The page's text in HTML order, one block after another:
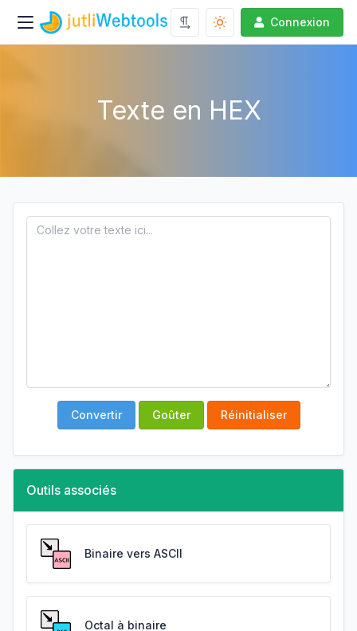
Connexion
Texte en HEX
Convertir Goûter Réinitialiser
Outils associés
Binaire vers ASCII
Octal à binaire